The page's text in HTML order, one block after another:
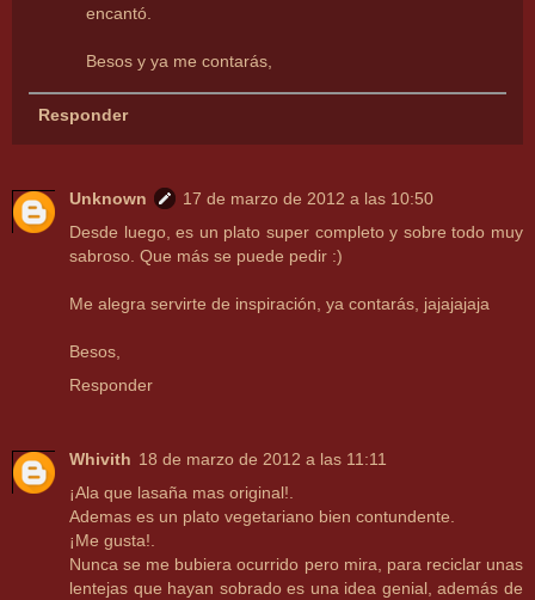
encantó.
Besos y ya me contarás,
Responder
Unknown
17 de marzo de 2012 a las 10:50
Desde luego, es un plato super completo y sobre todo muy
sabroso. Que más se puede pedir :)
Me alegra servirte de inspiración, ya contarás, jajajajaja
Besos,
Responder
Whivith 18 de marzo de 2012 a las 11:11
¡Ala que lasaña mas original!.
Ademas es un plato vegetariano bien contundente.
¡Me gusta!.
Nunca se me bubiera ocurrido pero mira, para reciclar unas
lentejas que hayan sobrado es una idea genial, además de